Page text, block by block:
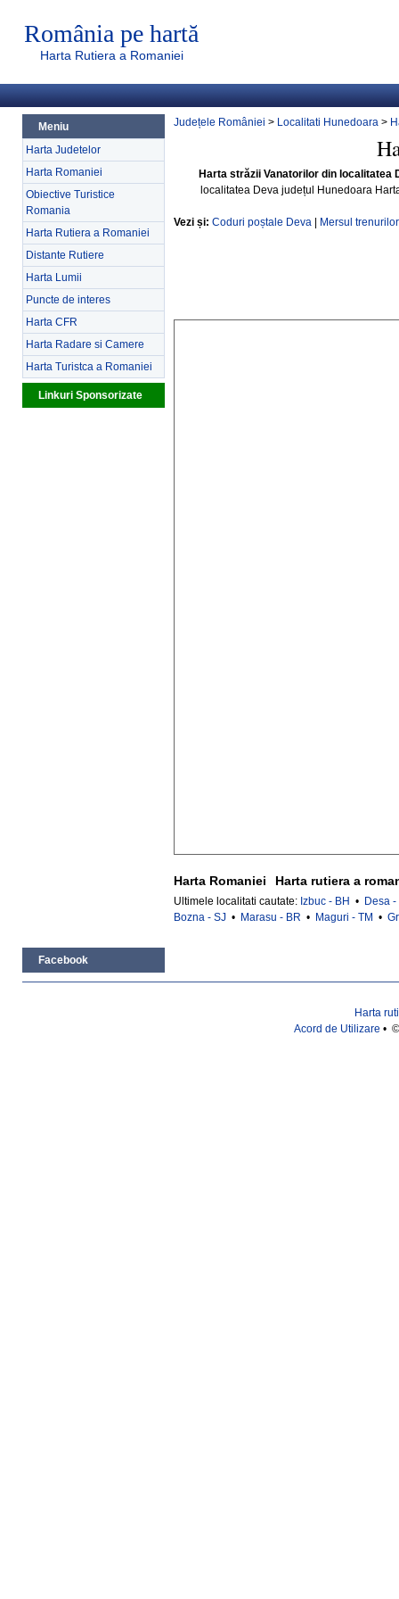
România pe hartă
Harta Rutiera a Romaniei
Meniu
Harta Judetelor
Harta Romaniei
Obiective Turistice
Romania
Harta Rutiera a Romaniei
Distante Rutiere
Harta Lumii
Puncte de interes
Harta CFR
Harta Radare si Camere
Harta Turistca a Romaniei
Linkuri Sponsorizate
Facebook
Județele României > Localitati Hunedoara >
Harta străzii Vanatorilor din localitatea
localitatea Deva județul Hunedoara
Vezi și: Coduri poștale Deva Mersul
Harta Romaniei Harta rutiera a
Ultimele localitati cautate: Izbuc - BH • Desa -
Bozna - SJ • Marasu - BR • Maguri - TM •
Harta
Acord de Utilizare •